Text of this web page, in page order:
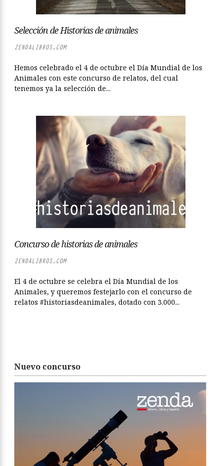
Selección de Historias de animales
ZENDALIBROS.COM
Hemos celebrado el 4 de octubre el Día Mundial de los
Animales con este concurso de relatos, del cual
tenemos ya la selección de...
Concurso de historias de animales
ZENDALIBROS.COM
El 4 de octubre se celebra el Día Mundial de los
Animales, y queremos festejarlo con el concurso de
relatos #historiasdeanimales, dotado con 3.000...
Nuevo concurso